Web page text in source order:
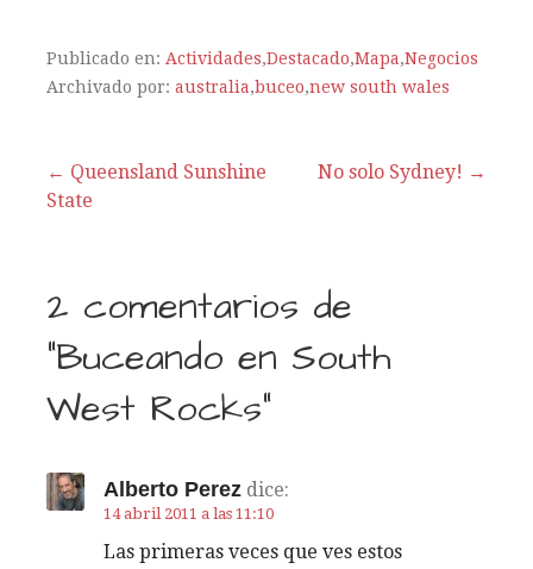
Publicado en: Actividades,Destacado,Mapa,Negocios
Archivado por: australia,buceo,new south wales
← Queensland Sunshine
State
No solo Sydney! →
2 comentarios de
“Buceando en South
West Rocks”
Alberto Perez dice:
14 abril 2011 a las 11:10
Las primeras veces que ves estos